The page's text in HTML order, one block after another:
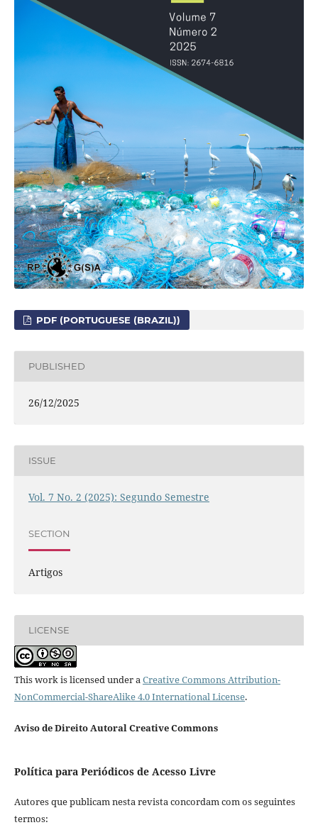
PDF (PORTUGUESE (BRAZIL))
PUBLISHED
26/12/2025
ISSUE
Vol. 7 No. 2 (2025): Segundo Semestre
SECTION
Artigos
LICENSE
This work is licensed under aCreative Commons Attribution-
NonCommercial-ShareAlike 4.0 International License.
Aviso de Direito Autoral Creative Commons
Política para Periódicos de Acesso Livre
Autores que publicam nesta revista concordam com os seguintes
termos: